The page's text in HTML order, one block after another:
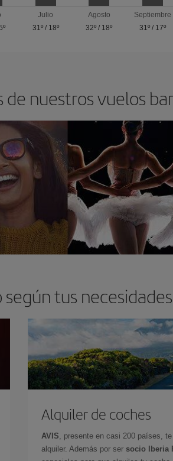
Julio
31º/ 18º
Agosto
32º / 18º
Septiembre
31º/ 17º
de nuestros vuelos
tus necesidades
Alquiler de coches
AVIS , presente en casi 200 países,
alquiler. Además por ser socio Iberia